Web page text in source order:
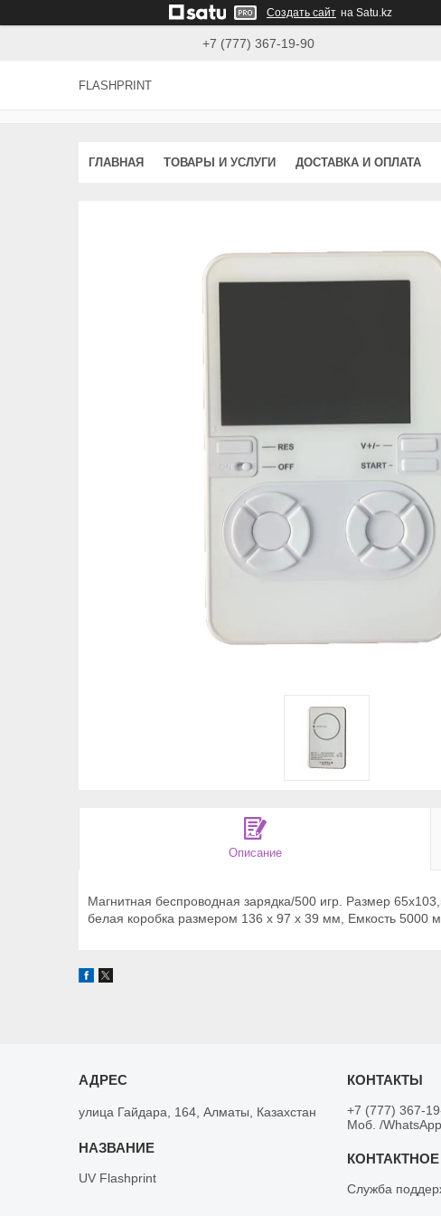
Создать сайт на Satu.kz
+7 (777) 367-19-90
FLASHPRINT
ГЛАВНАЯ ТОВАРЫ И УСЛУГИ ДОСТАВКА И ОПЛАТА
Описание
Магнитная беспроводная зарядка/500 игр. Размер
белая коробка размером 136 х 97 х 39 мм, Емкость
улица Гайдара, 164, Алматы, Казахстан
UV Flashprint
+7 (777) 367-
Моб. /WhatsApp
Служба